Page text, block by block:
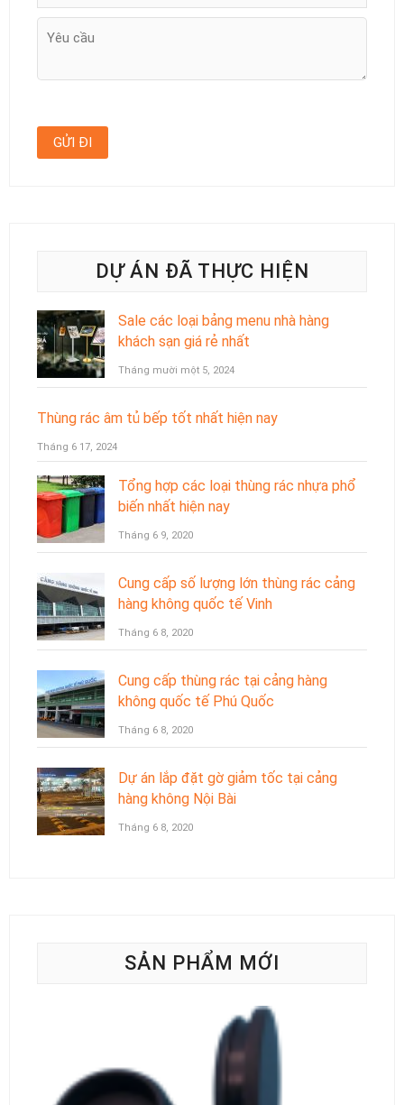
DỰ ÁN ĐÃ THỰC HIỆN
Sale các loại bảng menu nhà hàng
khách sạn giá rẻ nhất
Tháng mười một 5, 2024
Thùng rác âm tủ bếp tốt nhất hiện nay
Tháng 6 17, 2024
Tổng hợp các loại thùng rác nhựa phổ
biến nhất hiện nay
Tháng 6 9, 2020
Cung cấp số lượng lớn thùng rác cảng
hàng không quốc tế Vinh
Tháng 6 8, 2020
Cung cấp thùng rác tại cảng hàng
không quốc tế Phú Quốc
Tháng 6 8, 2020
Dự án lắp đặt gờ giảm tốc tại cảng
hàng không Nội Bài
Tháng 6 8, 2020
SẢN PHẨM MỚI